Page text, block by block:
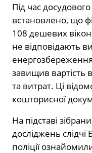
Під час
встановлено, що
108 дешевих
не відповідають
завищив вартість
та витрат. Ці
кошторисної
На підставі
досліджень слідчі
поліції